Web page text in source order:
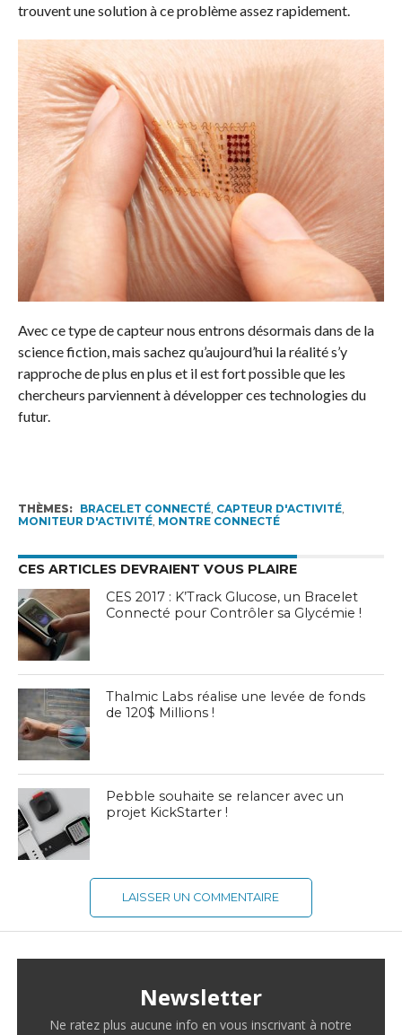
trouvent une solution à ce problème assez rapidement.
Avec ce type de capteur nous entrons désormais dans de la
science fiction, mais sachez qu’aujourd’hui la réalité s’y
rapproche de plus en plus et il est fort possible que les
chercheurs parviennent à développer ces technologies du
futur.
THÈMES: BRACELET CONNECTÉ, CAPTEUR D'ACTIVITÉ,
MONITEUR D'ACTIVITÉ, MONTRE CONNECTÉ
CES ARTICLES DEVRAIENT VOUS PLAIRE
CES 2017 : K’Track Glucose, un Bracelet
Connecté pour Contrôler sa Glycémie !
Thalmic Labs réalise une levée de fonds
de 120$ Millions !
Pebble souhaite se relancer avec un
projet KickStarter !
LAISSER UN COMMENTAIRE
Newsletter
Ne ratez plus aucune info en vous inscrivant à notre